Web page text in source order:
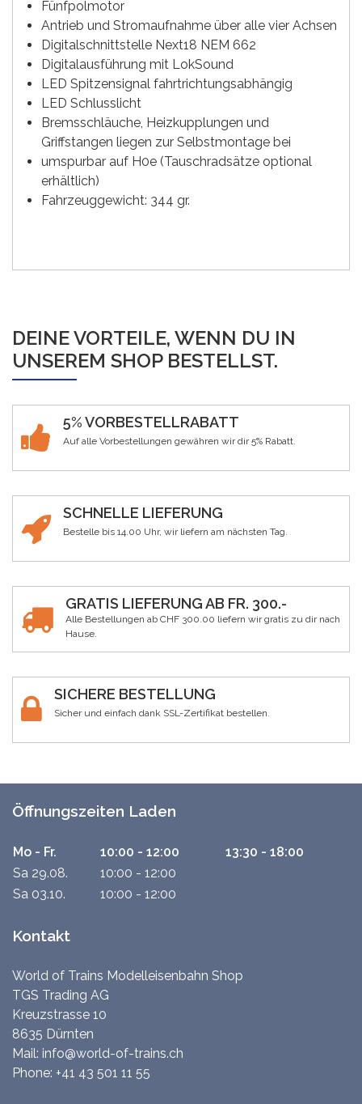
Fünfpolmotor
Antrieb und Stromaufnahme über alle vier Achsen
Digitalschnittstelle Next18 NEM 662
Digitalausführung mit LokSound
LED Spitzensignal fahrtrichtungsabhängig
LED Schlusslicht
Bremsschläuche, Heizkupplungen und
Griffstangen liegen zur Selbstmontage bei
umspurbar auf H0e (Tauschradsätze optional
erhältlich)
Fahrzeuggewicht: 344 gr.
DEINE VORTEILE, WENN DU IN
UNSEREM SHOP BESTELLST.
5% VORBESTELLRABATT
Auf alle Vorbestellungen gewähren wir dir 5% Rabatt.
SCHNELLE LIEFERUNG
Bestelle bis 14.00 Uhr, wir liefern am nächsten Tag.
GRATIS LIEFERUNG AB FR. 300.-
Alle Bestellungen ab CHF 300.00 liefern wir gratis zu dir nach
Hause.
SICHERE BESTELLUNG
Sicher und einfach dank SSL-Zertifikat bestellen.
Öffnungszeiten Laden
Mo - Fr. 10:00 - 12:00
13:30 - 18:00
Sa 29.08.
10:00 - 12:00
Sa 03.10.
10:00 - 12:00
Kontakt
World of Trains Modelleisenbahn Shop
TGS Trading AG
Kreuzstrasse 10
8635 Dürnten
Mail: info@world-of-trains.ch
Phone: +41 43 501 11 55